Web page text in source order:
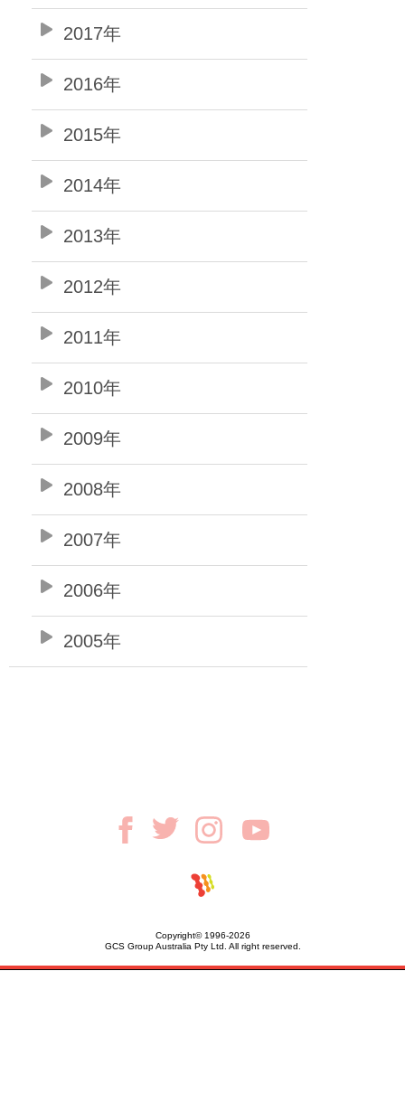
2017年
2016年
2015年
2014年
2013年
2012年
2011年
2010年
2009年
2008年
2007年
2006年
2005年
Copyright© 1996-2026
GCS Group Australia Pty Ltd. All right reserved.